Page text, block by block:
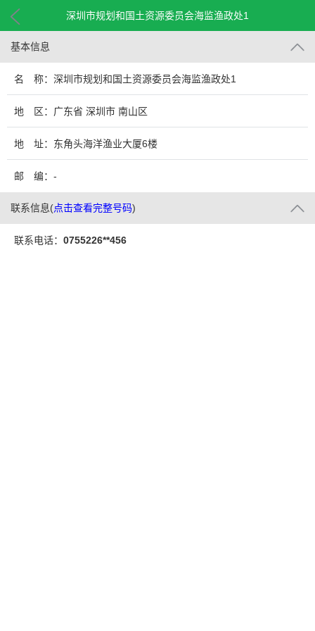
深圳市规划和国土资源委员会海监渔政处1
基本信息
名 称：深圳市规划和国土资源委员会海监渔政处1
地 区：广东省 深圳市 南山区
地 址：东角头海洋渔业大厦6楼
邮 编：-
联系信息(点击查看完整号码)
联系电话： 0755226**456